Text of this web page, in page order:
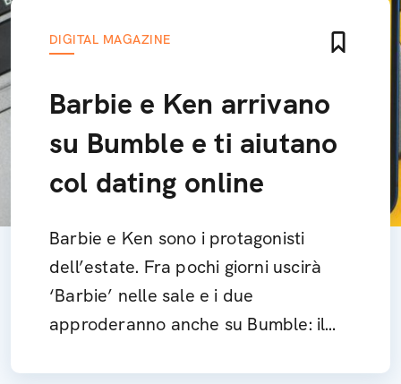
DIGITAL MAGAZINE
Barbie e Ken arrivano
su Bumble e ti aiutano
col dating online
Barbie e Ken sono i protagonisti
dell’estate. Fra pochi giorni uscirà
‘Barbie’ nelle sale e i due
approderanno anche su Bumble: il